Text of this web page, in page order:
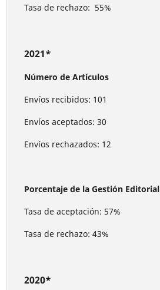
Tasa de rechazo: 55%
2021*
Número de Artículos
Envíos recibidos: 101
Envíos aceptados: 30
Envíos rechazados: 12
Porcentaje de la Gestión Editorial
Tasa de aceptación: 57%
Tasa de rechazo: 43%
2020*